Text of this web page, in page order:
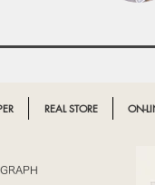
EVENT LINEUP
REAL STORE ON-